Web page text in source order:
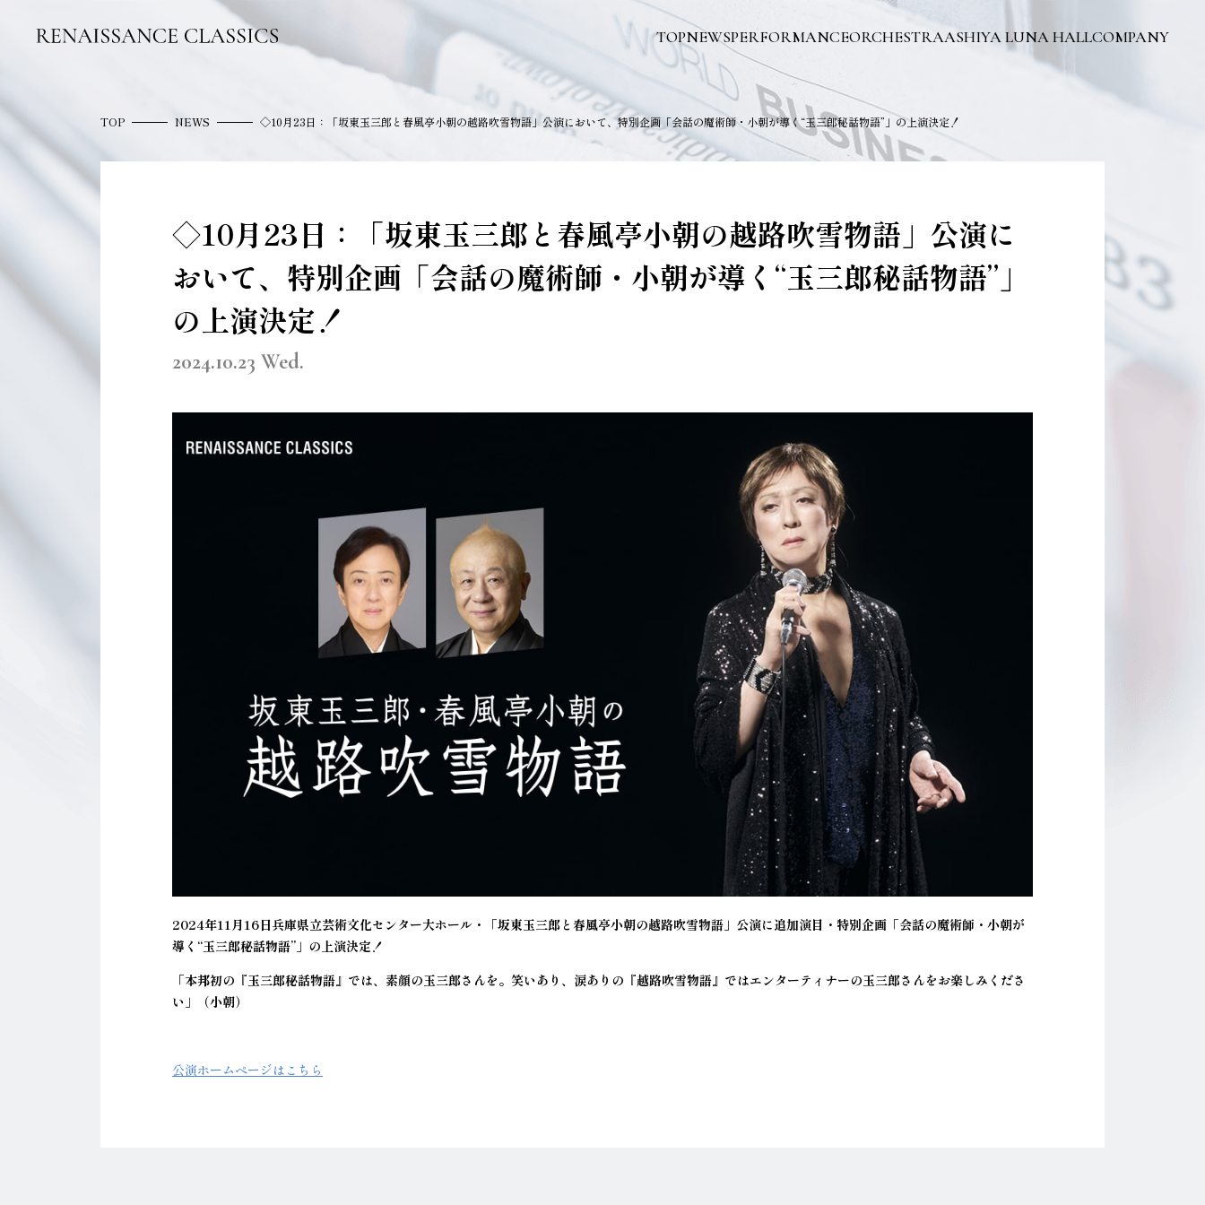
TOPNEWSPERFORMANCEORCHESTRAASHIYA LUNA HALLCOMPANY
TOP NEWS ◇10月23日：「坂東玉三郎と春風亭小朝の越路吹雪物語」公演において、特別企画「会話の魔術師・小朝が導く“玉三郎秘話物語”」の上演決定！
◇10月23日：「坂東玉三郎と春風亭小朝の越路吹雪物語」公演に
おいて、特別企画「会話の魔術師・小朝が導く“玉三郎秘話物語”」
の上演決定！
2024.10.23 Wed.
2024年11月16日兵庫県立芸術文化センター大ホール・「坂東玉三郎と春風亭小朝の越路吹雪物語」公演に追加演目・特別企画「会話の魔術師・小朝が
導く“玉三郎秘話物語”」の上演決定！
「本邦初の『玉三郎秘話物語』では、素顔の玉三郎さんを。笑いあり、涙ありの『越路吹雪物語』ではエンターティナーの玉三郎さんをお楽しみくださ
い」（小朝）
公演ホームページはこちら